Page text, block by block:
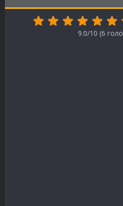
9.0/10 (6